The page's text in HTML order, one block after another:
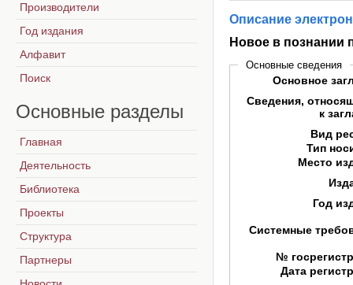
Описание
Новое в познании
Основные сведения
Основное
Сведения,
к
Вид
Тип
Место
Год
Системные
№
Дата
Производители
Год издания
Алфавит
Поиск
Основные разделы
Главная
Деятельность
Библиотека
Проекты
Структура
Партнеры